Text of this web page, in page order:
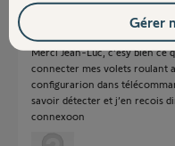
Merci Jean-Luc, c’esy bien ce
connecter mes volets roulant
configurarion dans
savoir détecter et j’en recois
connexoon
Gérer